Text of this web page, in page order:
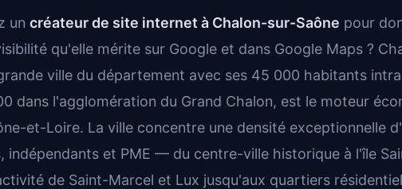
un créateur de site internet à Chalon-sur-Saône pour
qu'elle mérite sur Google et dans Google Maps ?
ville du département avec ses 45 000 habitants
dans l'agglomération du Grand Chalon, est le moteur
et-Loire. La ville concentre une densité exceptionnelle
indépendants et PME — du centre-ville historique à l'île
de Saint-Marcel et Lux jusqu'aux quartiers